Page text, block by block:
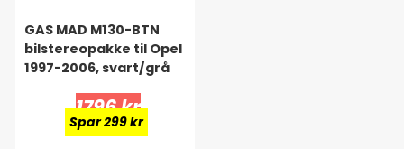
GAS MAD M130-BTN
bilstereopakke til Opel
1997-2006, svart/grå
1796 kr
Spar 299 kr